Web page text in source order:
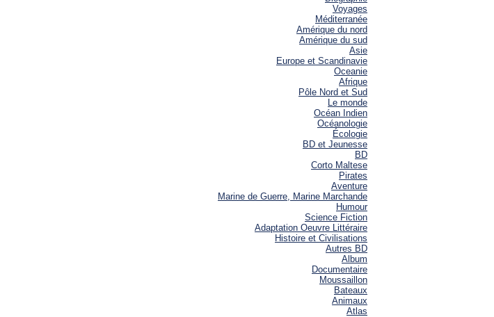
Voyages
Méditerranée
Amérique du nord
Amérique du sud
Asie
Europe et Scandinavie
Oceanie
Afrique
Pôle Nord et Sud
Le monde
Océan Indien
Océanologie
Écologie
BD et Jeunesse
BD
Corto Maltese
Pirates
Aventure
Marine de Guerre, Marine Marchande
Humour
Science Fiction
Adaptation Oeuvre Littéraire
Histoire et Civilisations
Autres BD
Album
Documentaire
Moussaillon
Bateaux
Animaux
Atlas